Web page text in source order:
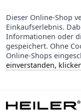
Dieser Online-Shop
Einkaufserlebnis.
Informationen oder
gespeichert. Ohne
Online-Shops
einverstanden,